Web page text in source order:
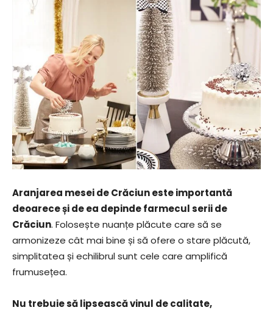
Aranjarea mesei de Crăciun este importantă
deoarece și de ea depinde farmecul serii de
Crăciun. Folosește nuanțe plăcute care să se
armonizeze cât mai bine și să ofere o stare plăcută,
simplitatea și echilibrul sunt cele care amplifică
frumusețea.
Nu trebuie să lipsească vinul de calitate,